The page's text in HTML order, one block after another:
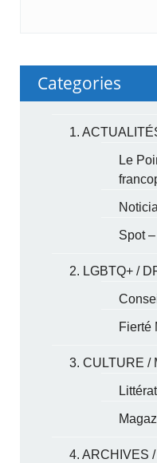
Categories
1.
Le
Spot
2. LGBTQ+ /
Fierté
3. CULTURE /
4. ARCHIVES